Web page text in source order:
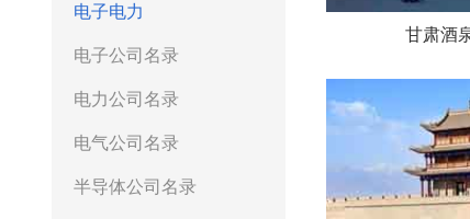
电子电力
电子公司名录
电力公司名录
电气公司名录
半导体公司名录
甘肃酒